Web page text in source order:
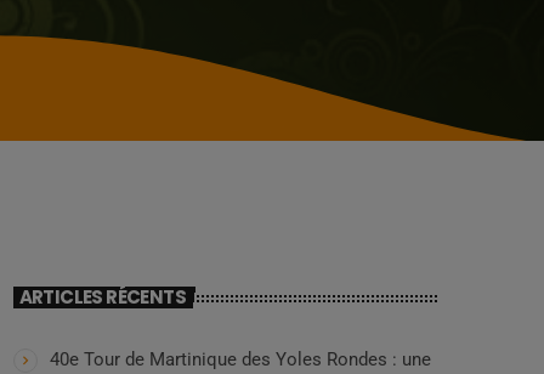
ARTICLES RÉCENTS
40e Tour de Martinique des Yoles Rondes : une